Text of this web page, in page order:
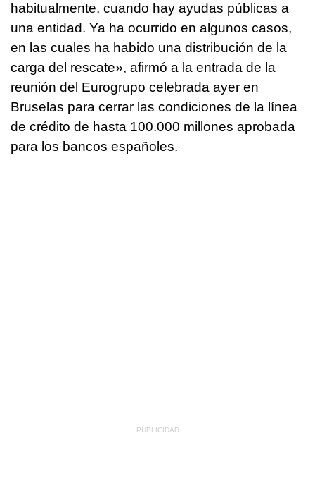
habitualmente, cuando hay ayudas públicas a
una entidad. Ya ha ocurrido en algunos casos,
en las cuales ha habido una distribución de la
carga del rescate», afirmó a la entrada de la
reunión del Eurogrupo celebrada ayer en
Bruselas para cerrar las condiciones de la línea
de crédito de hasta 100.000 millones aprobada
para los bancos españoles.